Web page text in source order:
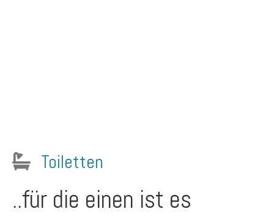
Toiletten
..für die einen ist es